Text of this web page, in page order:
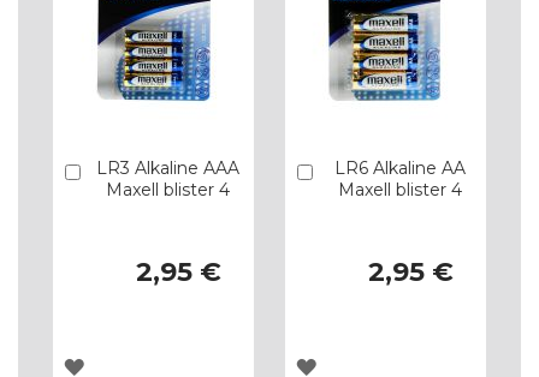
LR3 Alkaline AAA
Maxell blister 4
2,95 €
Comprar
ADICIONAR
LR6 Alkaline AA
Maxell blister 4
2,95 €
Comprar
ADICIONAR